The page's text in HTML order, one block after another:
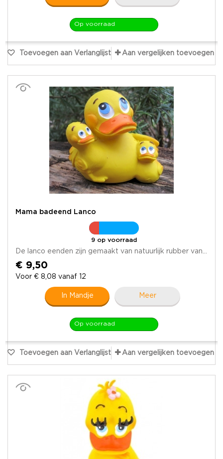
Op voorraad
Toevoegen aan Verlanglijst Aan vergelijken toevoegen
Mama badeend Lanco
9 op voorraad
De lanco eenden zijn gemaakt van natuurlijk rubber van...
€ 9,50
Voor € 8,08 vanaf 12
In Mandje Meer
Op voorraad
Toevoegen aan Verlanglijst Aan vergelijken toevoegen